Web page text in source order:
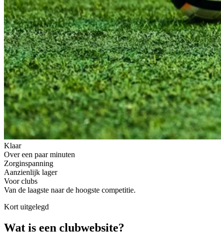
Klaar
Over een paar minuten
Zorginspanning
Aanzienlijk lager
Voor clubs
Van de laagste naar de hoogste competitie.
Kort uitgelegd
Wat is een clubwebsite?